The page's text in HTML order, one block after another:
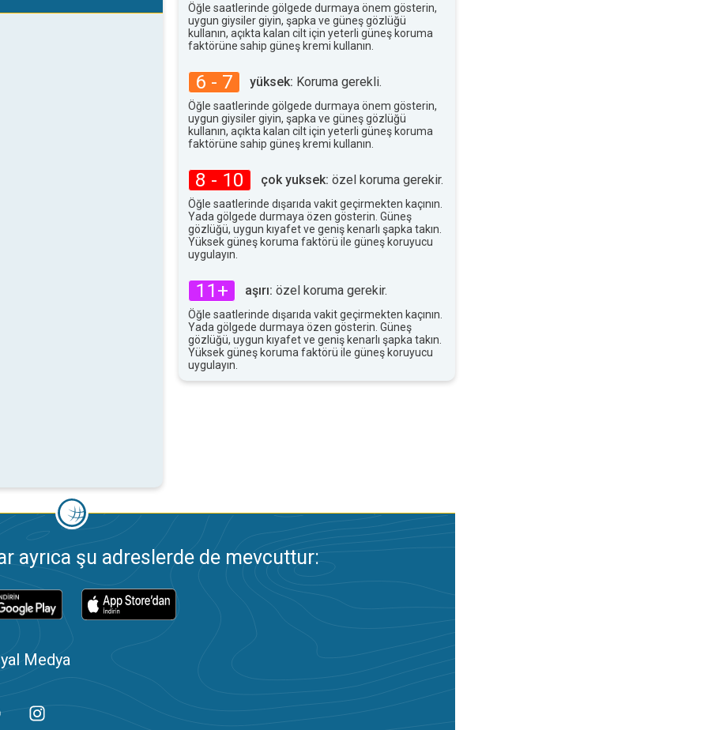
Öğle saatlerinde gölgede durmaya önem gösterin,
uygun giysiler giyin, şapka ve güneş gözlüğü
kullanın, açıkta kalan cilt için yeterli güneş koruma
faktörüne sahip güneş kremi kullanın.
6 - 7 yüksek: Koruma gerekli.
Öğle saatlerinde gölgede durmaya önem gösterin,
uygun giysiler giyin, şapka ve güneş gözlüğü
kullanın, açıkta kalan cilt için yeterli güneş koruma
faktörüne sahip güneş kremi kullanın.
8 - 10 çok yuksek: özel koruma gerekir.
Öğle saatlerinde dışarıda vakit geçirmekten kaçının.
Yada gölgede durmaya özen gösterin. Güneş
gözlüğü, uygun kıyafet ve geniş kenarlı şapka takın.
Yüksek güneş koruma faktörü ile güneş koruyucu
uygulayın.
11+ aşırı: özel koruma gerekir.
Öğle saatlerinde dışarıda vakit geçirmekten kaçının.
Yada gölgede durmaya özen gösterin. Güneş
gözlüğü, uygun kıyafet ve geniş kenarlı şapka takın.
Yüksek güneş koruma faktörü ile güneş koruyucu
uygulayın.
ayrıca şu adreslerde de mevcuttur:
Medya